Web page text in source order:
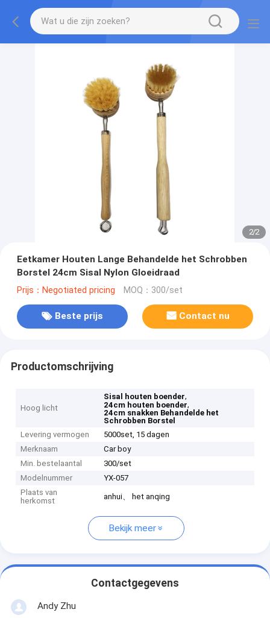
2/2
Eetkamer Houten Lange Behandelde het Schrobben
Borstel 24cm Sisal Nylon Gloeidraad
Prijs：Negotiated pricing MOQ：300/set
Beste prijs Contact nu
Productomschrijving
Hoog licht
Sisal houten boender,
24cm houten boender,
24cm snakken Behandelde het
Schrobben Borstel
Levering vermogen
5000set, 15 dagen
Merknaam
Car boy
Min. bestelaantal
300/set
Modelnummer
YX-057
Plaats van
herkomst
anhui、 het anqing
Bekijk meer
Contactgegevens
Andy Zhu